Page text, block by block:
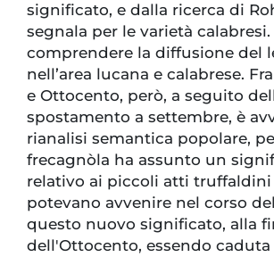
significato, e dalla ricerca di
segnala per le varietà calabresi.
comprendere la diffusione del
nell’area lucana e calabrese.
e Ottocento, però, a seguito
spostamento a settembre, è
rianalisi semantica popolare,
frecagnòla ha assunto un
relativo ai piccoli atti truffaldini
potevano avvenire nel corso
questo nuovo significato, alla
dell'Ottocento, essendo